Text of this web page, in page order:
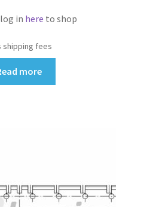
in here to shop
shipping fees
more